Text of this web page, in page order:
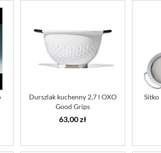
Durszlak kuchenny 2,7 l OXO
Good Grips
63,00 zł
Sitko